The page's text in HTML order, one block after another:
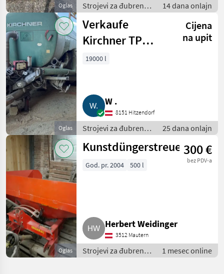
Oglas
Strojevi za đubrenje,
gnojenje i
navodnjavanje /
Cisterne za gnojnicu
14 dana onlajn
Oglas
Verkaufe
Kirchner TP
19000 Güllefass
Cijena
na upit
19000 l
W .
8151 Hitzendorf
Strojevi za đubrenje,
gnojenje i
navodnjavanje /
25 dana onlajn
Oglas
Kunstdüngerstreuer300 €
bez PDV-a
God. pr. 2004 500 l
Herbert Weidinger
3512 Mautern
Strojevi za đubrenje,
gnojenje i
1 mesec online